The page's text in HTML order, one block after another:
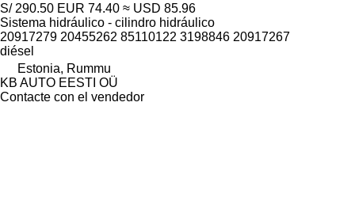
S/ 290.50 EUR 74.40 ≈ USD 85.96
Sistema hidráulico - cilindro hidráulico
20917279 20455262 85110122 3198846 20917267
diésel
Estonia, Rummu
KB AUTO EESTI OÜ
Contacte con el vendedor